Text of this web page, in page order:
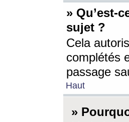
» Qu’est-
sujet ?
Cela
complétés
passage
Haut
»